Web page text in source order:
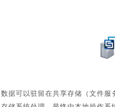
数据可以驻留在共享存储（文件